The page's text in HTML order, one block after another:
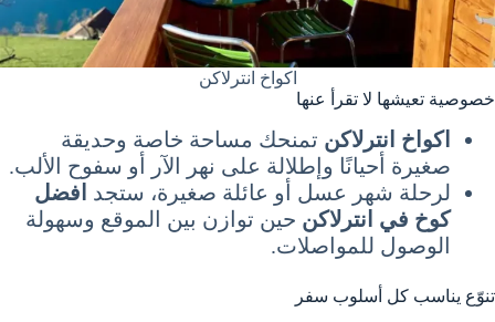
اكواخ انترلاكن
خصوصية تعيشها لا تقرأ عنها
اكواخ انترلاكن تمنحك مساحة خاصة وحديقة
صغيرة أحيانًا وإطلالة على نهر الآر أو سفوح الألب.
لرحلة شهر عسل أو عائلة صغيرة، ستجد افضل
كوخ في انترلاكن حين توازن بين الموقع وسهولة
الوصول للمواصلات.
تنوّع يناسب كل أسلوب سفر